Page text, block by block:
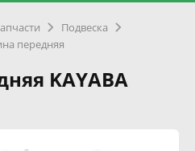
Подвеска
передняя
KAYABA